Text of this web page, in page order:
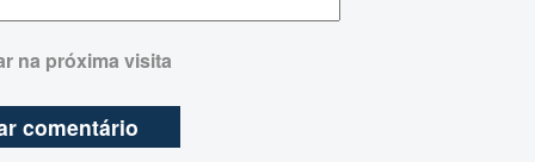
na próxima visita